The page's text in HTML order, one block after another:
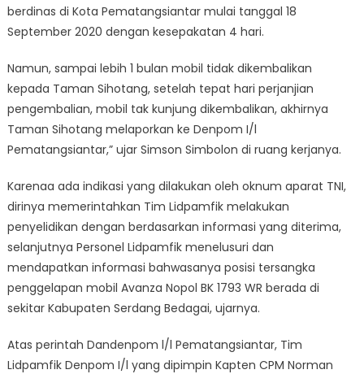
berdinas di Kota Pematangsiantar mulai tanggal 18
September 2020 dengan kesepakatan 4 hari.
Namun, sampai lebih 1 bulan mobil tidak dikembalikan
kepada Taman Sihotang, setelah tepat hari perjanjian
pengembalian, mobil tak kunjung dikembalikan, akhirnya
Taman Sihotang melaporkan ke Denpom I/l
Pematangsiantar,” ujar Simson Simbolon di ruang kerjanya.
Karenaa ada indikasi yang dilakukan oleh oknum aparat TNI,
dirinya memerintahkan Tim Lidpamfik melakukan
penyelidikan dengan berdasarkan informasi yang diterima,
selanjutnya Personel Lidpamfik menelusuri dan
mendapatkan informasi bahwasanya posisi tersangka
penggelapan mobil Avanza Nopol BK 1793 WR berada di
sekitar Kabupaten Serdang Bedagai, ujarnya.
Atas perintah Dandenpom l/l Pematangsiantar, Tim
Lidpamfik Denpom I/l yang dipimpin Kapten CPM Norman